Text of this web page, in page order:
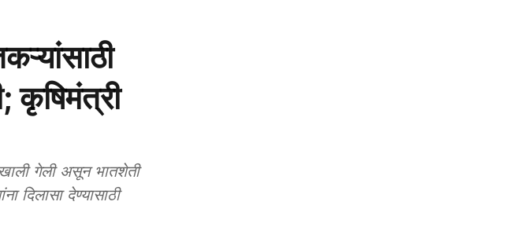
कृषिमंत्री
गेली असून भातशेती
दिलासा देण्यासाठी